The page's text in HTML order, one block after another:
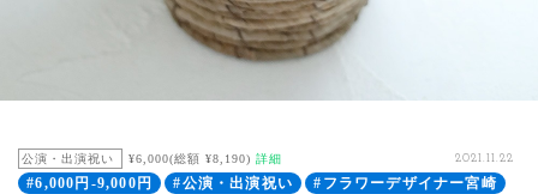
公演・出演祝い ¥6,000(総額 ¥8,190) 詳細 2021.11.22
#6,000円-9,000円 #公演・出演祝い
#フラワーデザイナー宮崎